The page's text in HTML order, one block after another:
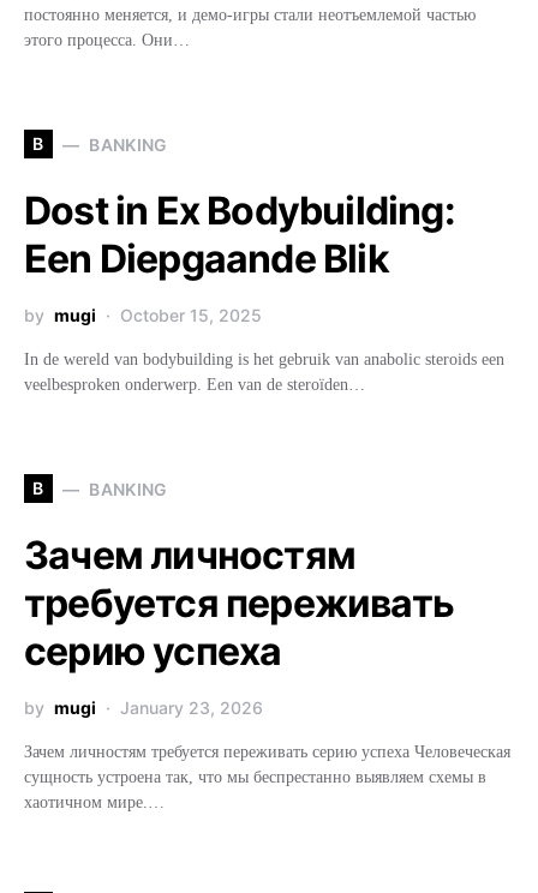
постоянно меняется, и демо-игры стали неотъемлемой частью
этого процесса. Они…
B BANKING
Dost in Ex Bodybuilding:
Een Diepgaande Blik
by mugi October 15, 2025
In de wereld van bodybuilding is het gebruik van anabolic steroids een
veelbesproken onderwerp. Een van de steroïden…
B BANKING
Зачем личностям
требуется переживать
серию успеха
by mugi January 23, 2026
Зачем личностям требуется переживать серию успеха Человеческая
сущность устроена так, что мы беспрестанно выявляем схемы в
хаотичном мире.…